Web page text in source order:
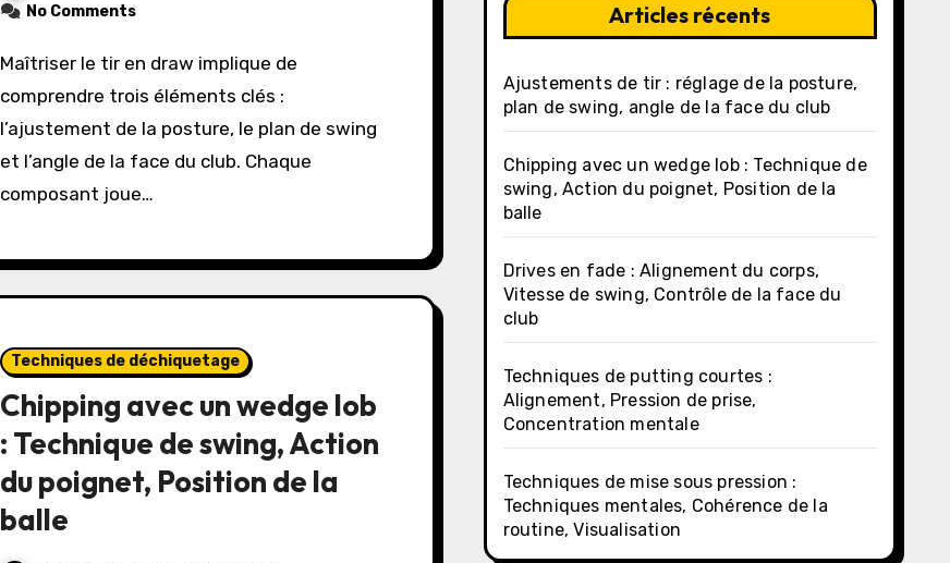
No Comments
Maîtriser le tir en draw implique de
comprendre trois éléments clés :
l’ajustement de la posture, le plan de swing
et l’angle de la face du club. Chaque
composant joue…
Techniques de déchiquetage
Chipping avec un wedge lob
: Technique de swing, Action
du poignet, Position de la
balle
Articles récents
Ajustements de tir : réglage de la posture,
plan de swing, angle de la face du club
Chipping avec un wedge lob : Technique de
swing, Action du poignet, Position de la
balle
Drives en fade : Alignement du corps,
Vitesse de swing, Contrôle de la face du
club
Techniques de putting courtes :
Alignement, Pression de prise,
Concentration mentale
Techniques de mise sous pression :
Techniques mentales, Cohérence de la
routine, Visualisation